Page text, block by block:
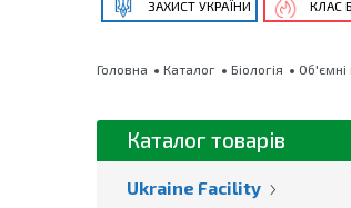
ЗАХИСТ УКРАЇНИ КЛАС
Головна Каталог Біологія Об'ємні
Каталог товарів
Ukraine Facility